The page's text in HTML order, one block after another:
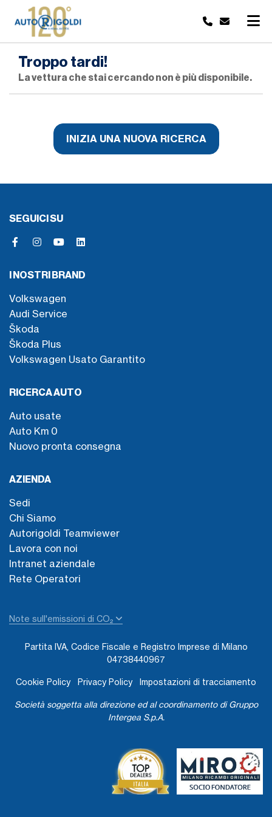
Troppo tardi!
La vettura che stai cercando non è più disponibile.
INIZIA UNA NUOVA RICERCA
SEGUICI SU
I NOSTRI BRAND
Volkswagen
Audi Service
Škoda
Škoda Plus
Volkswagen Usato Garantito
RICERCA AUTO
Auto usate
Auto Km 0
Nuovo pronta consegna
AZIENDA
Sedi
Chi Siamo
Autorigoldi Teamviewer
Lavora con noi
Intranet aziendale
Rete Operatori
Note sull'emissioni di CO₂
Partita IVA, Codice Fiscale e Registro Imprese di Milano
04738440967
Cookie Policy Privacy Policy Impostazioni di tracciamento
Società soggetta alla direzione ed al coordinamento di Gruppo
Intergea S.p.A.